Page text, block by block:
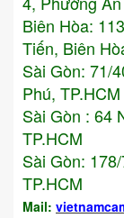
Biên Hòa:
Tiến, Biên
Sài Gòn: 71/
Phú, TP.HCM
Sài Gòn : 64
TP.HCM
Sài Gòn:
TP.HCM
Mail: